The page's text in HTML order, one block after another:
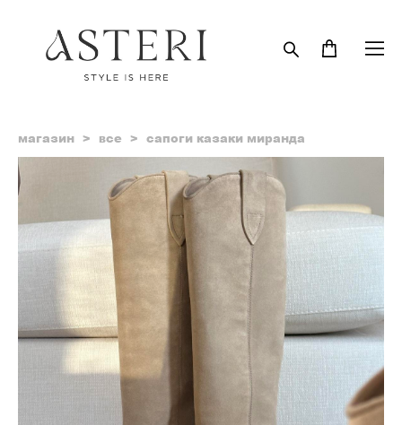
магазин > все > сапоги казаки миранда